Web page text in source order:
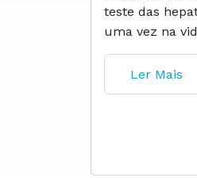
teste das
uma vez na
Ler Mais